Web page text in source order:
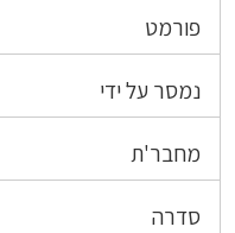
פורמט
נמסר על ידי
מחבר'ת
סדרה